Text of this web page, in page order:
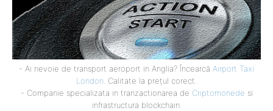
- Ai nevoie de transport aeroport in Anglia? Încearcă Airport Taxi
London. Calitate la prețul corect.
- Companie specializata in tranzactionarea de Criptomonede si
infrastructura blockchain.